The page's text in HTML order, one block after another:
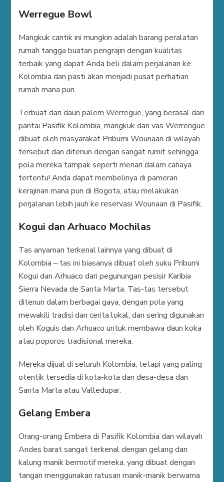
Werregue Bowl
Mangkuk cantik ini mungkin adalah barang peralatan
rumah tangga buatan pengrajin dengan kualitas
terbaik yang dapat Anda beli dalam perjalanan ke
Kolombia dan pasti akan menjadi pusat perhatian
rumah mana pun.
Terbuat dari daun palem Werregue, yang berasal dari
pantai Pasifik Kolombia, mangkuk dan vas Werrengue
dibuat oleh masyarakat Pribumi Wounaan di wilayah
tersebut dan ditenun dengan sangat rumit sehingga
pola mereka tampak seperti menari dalam cahaya
tertentu! Anda dapat membelinya di pameran
kerajinan mana pun di Bogota, atau melakukan
perjalanan lebih jauh ke reservasi Wounaan di Pasifik.
Kogui dan Arhuaco Mochilas
Tas anyaman terkenal lainnya yang dibuat di
Kolombia – tas ini biasanya dibuat oleh suku Pribumi
Kogui dan Arhuaco dari pegunungan pesisir Karibia
Sierra Nevada de Santa Marta. Tas-tas tersebut
ditenun dalam berbagai gaya, dengan pola yang
mewakili tradisi dan cerita lokal, dan sering digunakan
oleh Koguis dan Arhuaco untuk membawa daun koka
atau poporos tradisional mereka.
Mereka dijual di seluruh Kolombia, tetapi yang paling
otentik tersedia di kota-kota dan desa-desa dan
Santa Marta atau Valledupar.
Gelang Embera
Orang-orang Embera di Pasifik Kolombia dan wilayah
Andes barat sangat terkenal dengan gelang dan
kalung manik bermotif mereka, yang dibuat dengan
tangan menggunakan ratusan manik-manik berwarna